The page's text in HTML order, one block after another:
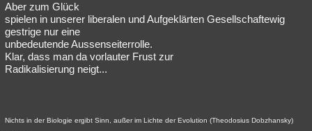
Aber zum Glück
spielen in unserer liberalen und Aufgeklärten Gesellschaftewig
gestrige nur eine
unbedeutende Aussenseiterrolle.
Klar, dass man da vorlauter Frust zur
Radikalisierung neigt...
Nichts in der Biologie ergibt Sinn, außer im Lichte der Evolution (Theodosius Dobzhansky)